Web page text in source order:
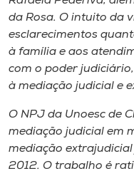
da Rosa. O intuito da
esclarecimentos
à família e aos
com o poder
à mediação judicial e
O NPJ da Unoesc de
mediação judicial em
mediação
2012. O trabalho é